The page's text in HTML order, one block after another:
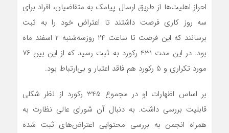
احراز اهلیت‌ها از طریق ارسال پیامک به متقاضیان، افراد برای
سه روز کاری فرصت داشتند تا اعتراض خود را به ثبت
برسانند که این فرصت تا ساعت 24 روزسه‌شنبه 2 اسفند ماه
بود. در این مدت 431 رکورد به ثبت رسید که از این بین 76
مورد تکراری و 5 رکورد هم فاقد اعتبار و بی‌ارتباط بود.
بر اساس اظهارات او در مجموع 345 رکورد از نظر شکلی
قابلیت بررسی داشت. به دنبال آن شورای عالی نظارت به
همراه انجمن به بررسی محتوایی اعتراض‌های ثبت شده